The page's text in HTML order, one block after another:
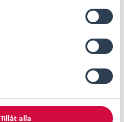
Tillåt alla